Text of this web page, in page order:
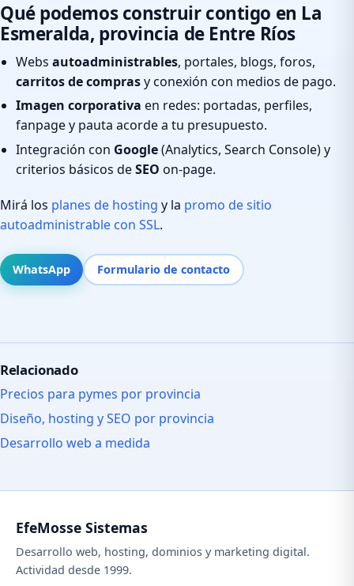
Qué podemos construir contigo en La
Esmeralda, provincia de Entre Ríos
Webs autoadministrables, portales, blogs, foros,
carritos de comprasy conexión con medios de pago.
Imagen corporativa en redes: portadas, perfiles,
fanpage y pauta acorde a tu presupuesto.
Integración con Google(Analytics, Search Console) y
criterios básicos deSEO on-page.
Mirá los planes de hosting y la promo de sitio
autoadministrable con SSL.
WhatsApp Formulario de contacto
Relacionado
Precios para pymes por provincia
Diseño, hosting y SEO por provincia
Desarrollo web a medida
EfeMosse Sistemas
Desarrollo web, hosting, dominios y marketing digital.
Actividad desde 1999.